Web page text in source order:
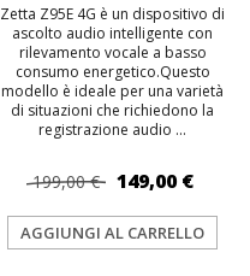
Zetta Z95E 4G è un dispositivo di
ascolto audio intelligente con
rilevamento vocale a basso
consumo energetico.Questo
modello è ideale per una varietà
di situazioni che richiedono la
registrazione audio ...
199,00 € 149,00 €
AGGIUNGI AL CARRELLO